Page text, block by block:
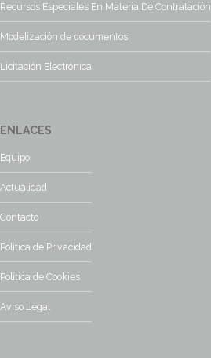
Recursos Especiales En Materia De Contratación
Modelización de documentos
Licitación Electrónica
ENLACES
Equipo
Actualidad
Contacto
Política de Privacidad
Política de Cookies
Aviso Legal